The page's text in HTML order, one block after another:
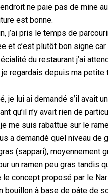
ne paie pas de mine
est bonne.
j’ai pris le temps de
et c’est plutôt bon signe
du restaurant j’ai
regardais depuis ma petite
je lui ai demandé s’il avait
qu’il n’y avait rien de
me suis rabattue sur le
a demandé quel niveau de
(sappari), moyennement
un ramen peu gras tandis
le concept proposé par le
bouillon à base de pâte de